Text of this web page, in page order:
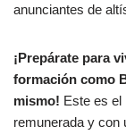
anunciantes de
¡Prepárate para
formación como
mismo! Este es el
remunerada y con